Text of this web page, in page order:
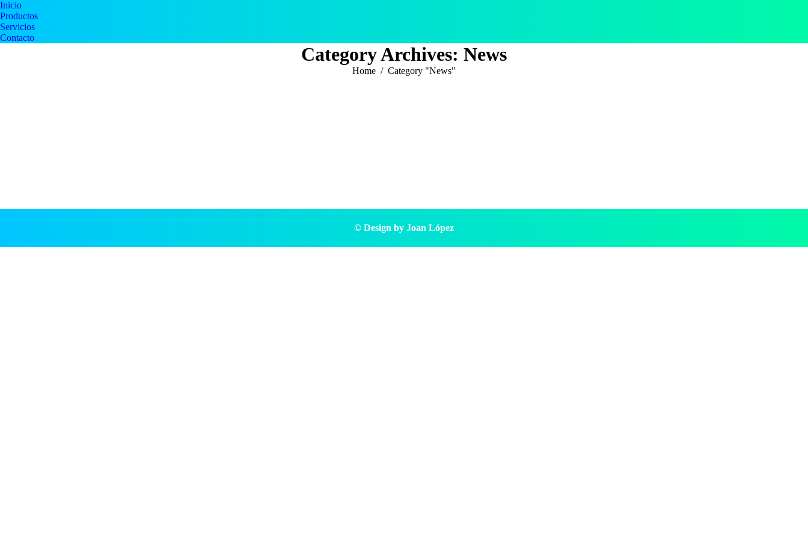
Inicio
Productos
Servicios
Contacto
Category Archives: News
You are here:
Home Category "News"